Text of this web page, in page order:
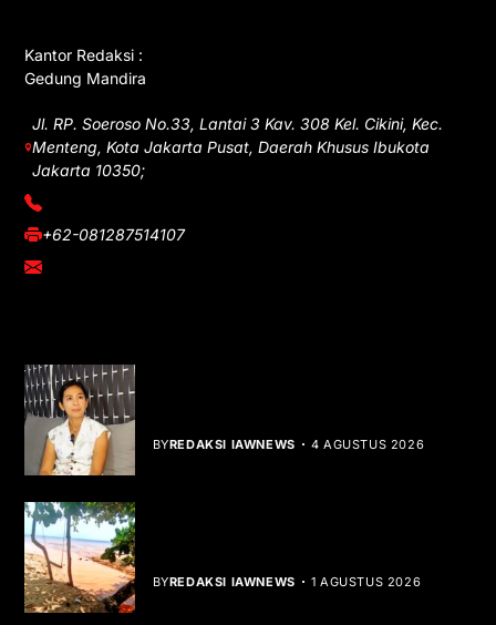
Kantor Redaksi :
Gedung Mandira
Jl. RP. Soeroso No.33, Lantai 3 Kav. 308 Kel. Cikini, Kec.
Menteng, Kota Jakarta Pusat, Daerah Khusus Ibukota
Jakarta 10350;
(021) 3908026
+62-081287514107
adm@iawnews.com
BYREDAKSI IAWNEWS 4 AGUSTUS 2026
BYREDAKSI IAWNEWS 1 AGUSTUS 2026